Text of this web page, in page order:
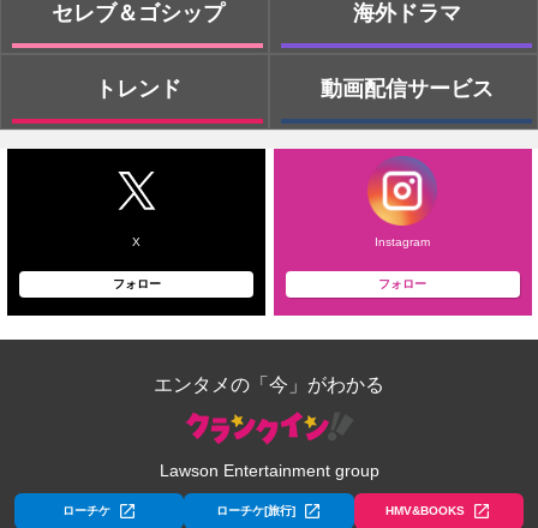
セレブ＆ゴシップ
トレンド
海外ドラマ
動画配信サービス
X
フォロー
Instagram
フォロー
エンタメの「今」がわかる
Lawson Entertainment group
ローチケ ローチケ[旅行] HMV&BOOKS